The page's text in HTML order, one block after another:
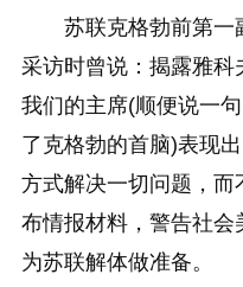
苏联克格勃前第一
采访时曾说：揭露雅
我们的主席(顺便说一
了克格勃的首脑)表现
方式解决一切问题，
布情报材料，警告社会
为苏联解体做准备。